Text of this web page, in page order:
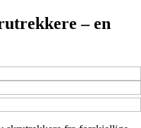
– en